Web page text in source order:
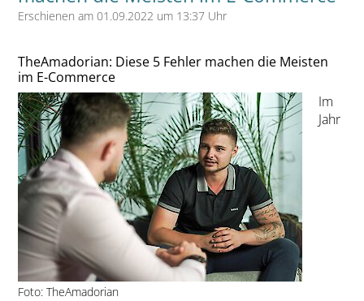
Erschienen am 01.09.2022 um 13:37 Uhr
TheAmadorian: Diese 5 Fehler machen die Meisten
im E-Commerce
Foto: TheAmadorian
Im
Jahr